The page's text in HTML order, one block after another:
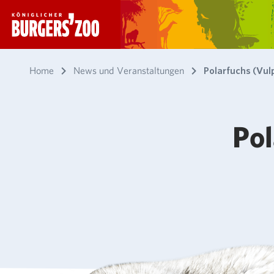
- Startseite
Home News und Veranstaltungen Polarfuchs